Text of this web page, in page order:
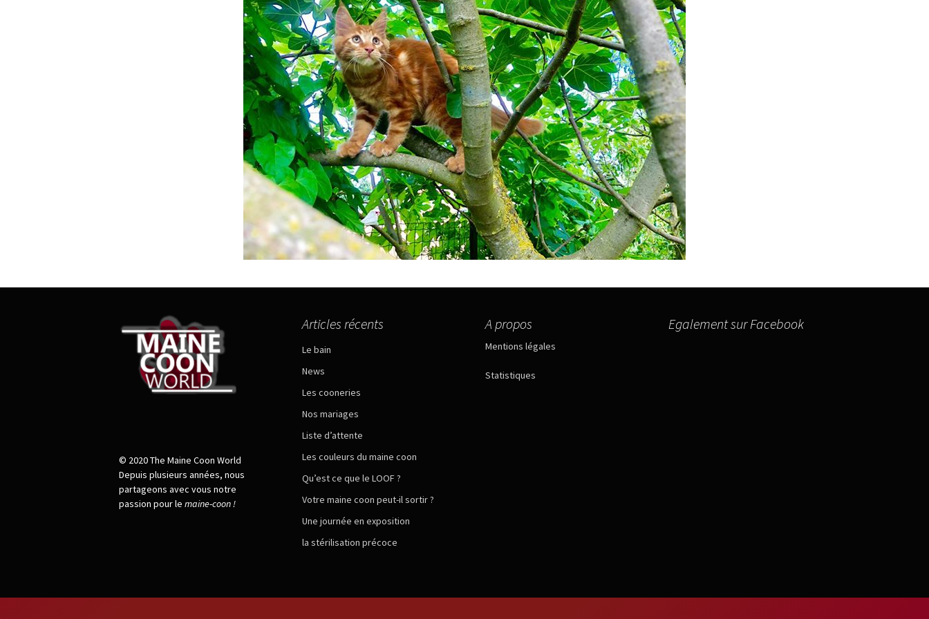
© 2020 The Maine Coon World
Depuis plusieurs années, nous
partageons avec vous notre
passion pour le maine-coon !
Articles récents
Le bain
News
Les cooneries
Nos mariages
Liste d’attente
Les couleurs du maine coon
Qu’est ce que le LOOF ?
Votre maine coon peut-il sortir ?
Une journée en exposition
la stérilisation précoce
A propos
Mentions légales
Statistiques
Egalement sur Facebook